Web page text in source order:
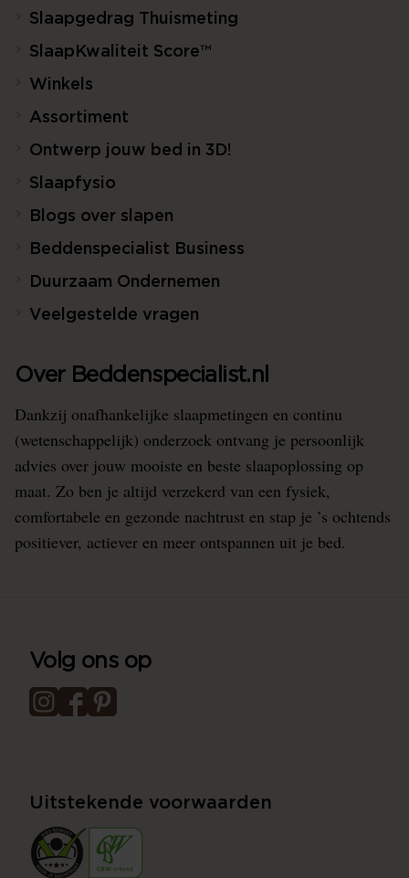
Slaapgedrag Thuismeting
SlaapKwaliteit Score™
Winkels
Assortiment
Ontwerp jouw bed in 3D!
Slaapfysio
Blogs over slapen
Beddenspecialist Business
Duurzaam Ondernemen
Veelgestelde vragen
Over Beddenspecialist.nl
Dankzij onafhankelijke slaapmetingen en continu
(wetenschappelijk) onderzoek ontvang je persoonlijk
advies over jouw mooiste en beste slaapoplossing op
maat. Zo ben je altijd verzekerd van een fysiek,
comfortabele en gezonde nachtrust en stap je ’s ochtends
positiever, actiever en meer ontspannen uit je bed.
Volg ons op
Uitstekende voorwaarden